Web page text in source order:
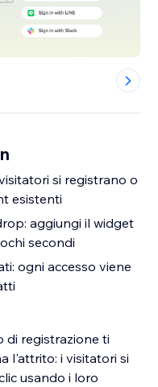
si registrano o
esistenti
aggiungi il widget
secondi
ogni accesso viene
di registrazione ti
l'attrito: i visitatori si
usando i loro